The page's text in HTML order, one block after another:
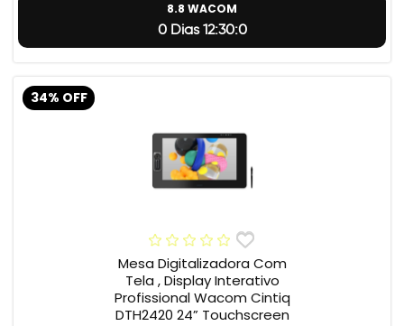
8.8 WACOM
0 Dias 12:29:59
34% OFF
Mesa Digitalizadora Com
Tela , Display Interativo
Profissional Wacom Cintiq
DTH2420 24” Touchscreen